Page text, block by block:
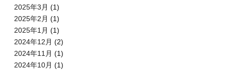
2025年3月 (1)
2025年2月 (1)
2025年1月 (1)
2024年12月 (2)
2024年11月 (1)
2024年10月 (1)